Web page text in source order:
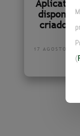
criados
17 AGOSTO 2022
(